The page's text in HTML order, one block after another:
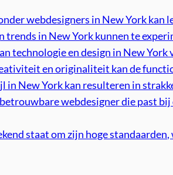
webdesigners in New York kan
trends in New York kunnen te
technologie en design in New
en originaliteit kan de
in New York kan resulteren in
webdesigner die past
staat om zijn hoge